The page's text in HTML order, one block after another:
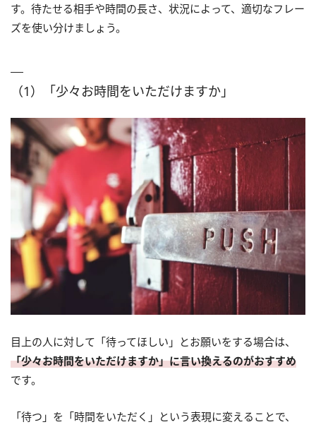
す。待たせる相手や時間の長さ、状況によって、適切なフレー
ズを使い分けましょう。
（1）「少々お時間をいただけますか」
目上の人に対して「待ってほしい」とお願いをする場合は、
「少々お時間をいただけますか」に言い換えるのがおすすめ
です。
「待つ」を「時間をいただく」という表現に変えることで、